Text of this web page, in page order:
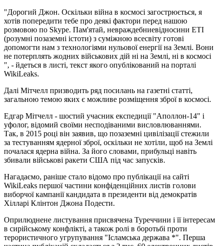
"Дорогий Джон. Оскільки війна в космосі загострюється, я
хотів попередити тебе про деякі фактори перед нашою
розмовою по Skype. Пам'ятай, невраждебниевідносини ETI
(розумні позаземні істоти) з суміжною всесвіту готові
допомогти нам з технологіями нульової енергії на Землі. Вони
не потерплять жодних військових дій ні на Землі, ні в космосі
", - йдеться в листі, текст якого опублікований на порталі
WikiLeaks.
Далі Мітчелл призводить ряд посилань на газетні статті,
загальною темою яких є можливе розміщення зброї в космосі.
Едгар Мітчелл - шостий учасник експедиції "Аполлон-14" і
уфолог, відомий своїми несподіваними висловлюваннями.
Так, в 2015 році він заявив, що позаземні цивілізації стежили
за тестуванням ядерної зброї, оскільки не хотіли, щоб на Землі
почалася ядерна війна. За його словами, прибульці навіть
збивали військові ракети США під час запусків.
Нагадаємо, раніше стало відомо про публікації на сайті
WikiLeaks першої частини конфіденційних листів голови
виборчої кампанії кандидата в президенти від демократів
Хілларі Клінтон Джона Подести.
Оприлюднене листування присвячена Туреччини і її інтересам
в сирійському конфлікті, а також ролі в боротьбі проти
терористичного угрупування "Ісламська держава *". Перша